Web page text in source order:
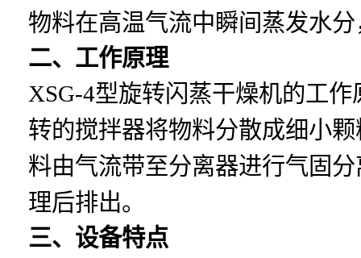
物料在高温气流中瞬间蒸发水
二、工作原理
XSG-4型旋转闪蒸干燥机的工
转的搅拌器将物料分散成细小
料由气流带至分离器进行气固
理后排出。
三、设备特点